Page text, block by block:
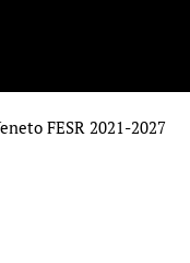
FESR 2021-2027